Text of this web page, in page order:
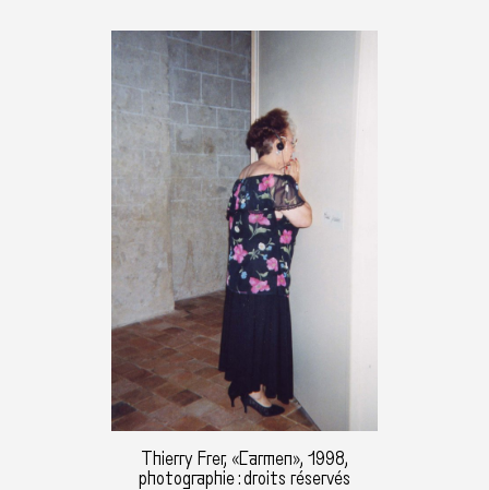
Thierry Frer, «Carmen», 1998,
photographie : droits réservés